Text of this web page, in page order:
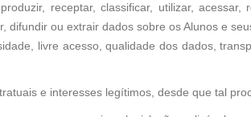
receptar, classificar, utilizar, acessar,
ou extrair dados sobre os Alunos e
livre acesso, qualidade dos dados,
e interesses legítimos, desde que tal